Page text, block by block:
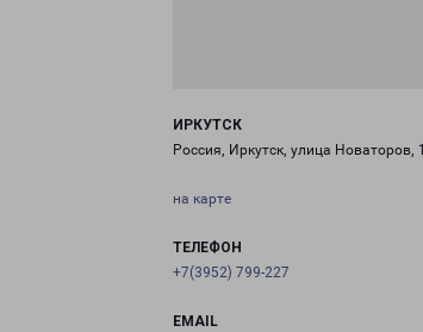
ИРКУТСК
Россия, Иркутск, улица Новаторов, 1
на карте
ТЕЛЕФОН
+7(3952) 799-227
EMAIL